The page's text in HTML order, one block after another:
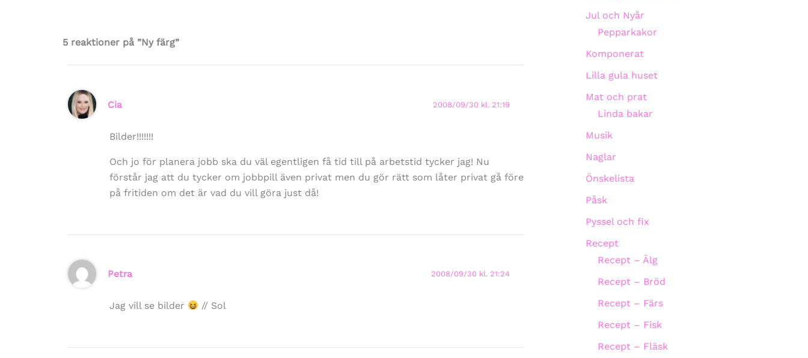
5 reaktioner på ”Ny färg”
Cia 2008/09/30 kl. 21:19
Bilder!!!!!!!
Och jo för planera jobb ska du väl egentligen få tid till på arbetstid tycker jag! Nu
förstår jag att du tycker om jobbpill även privat men du gör rätt som låter privat gå före
på fritiden om det är vad du vill göra just då!
Petra 2008/09/30 kl. 21:24
Jag vill se bilder // Sol
Jul och Nyår
Pepparkakor
Komponerat
Lilla gula huset
Mat och prat
Linda bakar
Musik
Naglar
Önskelista
Påsk
Pyssel och fix
Recept
Recept – Älg
Recept – Bröd
Recept – Färs
Recept – Fisk
Recept – Fläsk